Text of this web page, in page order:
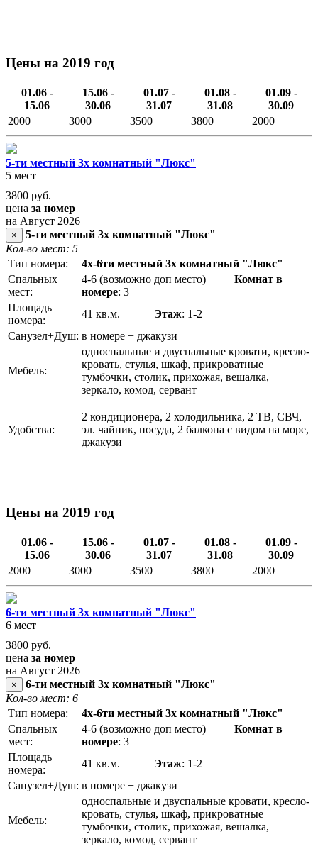
Цены на 2019 год
01.06 -
15.06
15.06 -
30.06
01.07 -
31.07
01.08 -
31.08
01.09 -
30.09
2000
3000 3500 3800 2000
5-ти местный 3х комнатный "Люкс"
5 мест
3800 руб.
цена за номер
на Август 2026
×
5-ти местный 3х комнатный "Люкс"
Кол-во мест: 5
Тип номера:
4х-6ти местный 3х комнатный "Люкс"
Спальных
мест:
4-6 (возможно доп место) Комнат в
номере: 3
Площадь
номера:
41 кв.м. Этаж: 1-2
Санузел+Душ: в номере + джакузи
Мебель:
односпальные и двуспальные кровати, кресло-
кровать, стулья, шкаф, прикроватные
тумбочки, столик, прихожая, вешалка,
зеркало, комод, сервант
Удобства:
2 кондиционера, 2 холодильника, 2 ТВ, СВЧ,
эл. чайник, посуда, 2 балкона с видом на море,
джакузи
Цены на 2019 год
01.06 -
15.06
15.06 -
30.06
01.07 -
31.07
01.08 -
31.08
01.09 -
30.09
2000
3000 3500 3800 2000
6-ти местный 3х комнатный "Люкс"
6 мест
3800 руб.
цена за номер
на Август 2026
×
6-ти местный 3х комнатный "Люкс"
Кол-во мест: 6
Тип номера:
4х-6ти местный 3х комнатный "Люкс"
Спальных
мест:
4-6 (возможно доп место) Комнат в
номере: 3
Площадь
номера:
41 кв.м. Этаж: 1-2
Санузел+Душ: в номере + джакузи
Мебель:
односпальные и двуспальные кровати, кресло-
кровать, стулья, шкаф, прикроватные
тумбочки, столик, прихожая, вешалка,
зеркало, комод, сервант